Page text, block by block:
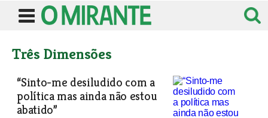
Três Dimensões
“Sinto-me desiludido com a
política mas ainda não estou
abatido”